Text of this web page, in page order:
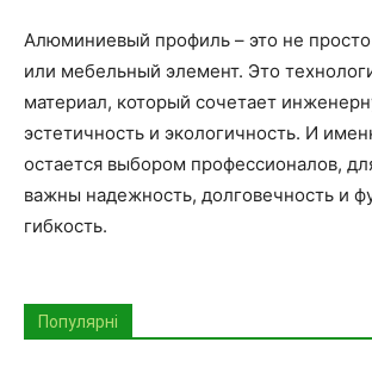
Алюминиевый профиль – это не
или мебельный элемент. Это
материал, который сочетает
эстетичность и экологичность. И
остается выбором профессионалов,
важны надежность, долговечность и
гибкость.
Популярні